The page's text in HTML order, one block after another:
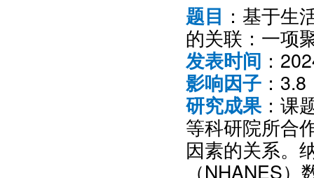
题目 ：基于生
的关联：一项
发表时间 ：
影响因子 ：3.8
研究成果 ：课
等科研院所合
因素的关系。
（NHANES